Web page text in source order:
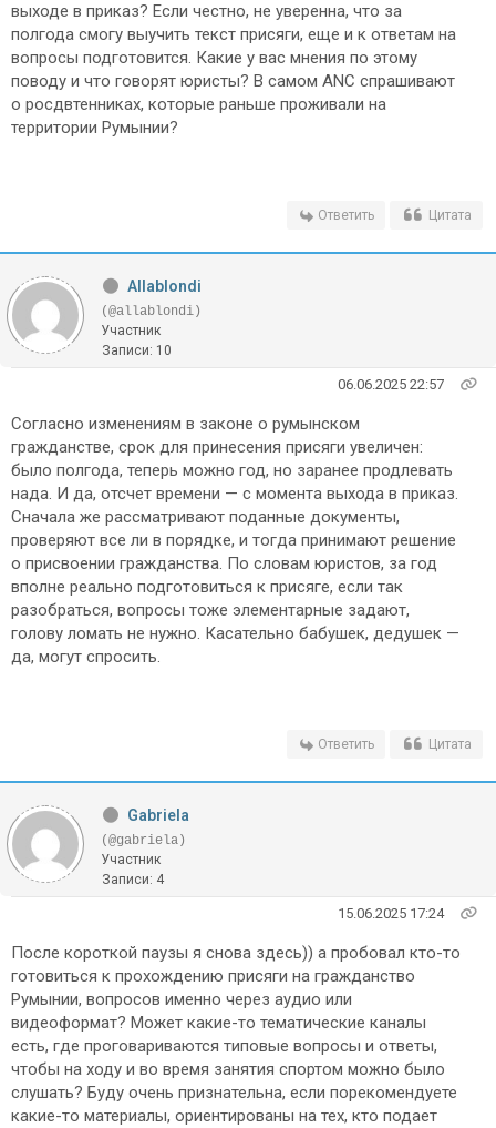
выходе в приказ? Если честно, не уверенна, что за
полгода смогу выучить текст присяги, еще и к ответам на
вопросы подготовится. Какие у вас мнения по этому
поводу и что говорят юристы? В самом ANC спрашивают
о росдвтенниках, которые раньше проживали на
территории Румынии?
Ответить Цитата
Allablondi
(@allablondi)
Участник
Записи: 10
06.06.2025 22:57
Согласно изменениям в законе о румынском
гражданстве, срок для принесения присяги увеличен:
было полгода, теперь можно год, но заранее продлевать
нада. И да, отсчет времени — с момента выхода в приказ.
Сначала же рассматривают поданные документы,
проверяют все ли в порядке, и тогда принимают решение
о присвоении гражданства. По словам юристов, за год
вполне реально подготовиться к присяге, если так
разобраться, вопросы тоже элементарные задают,
голову ломать не нужно. Касательно бабушек, дедушек —
да, могут спросить.
Ответить Цитата
Gabriela
(@gabriela)
Участник
Записи: 4
15.06.2025 17:24
После короткой паузы я снова здесь)) а пробовал кто-то
готовиться к прохождению присяги на гражданство
Румынии, вопросов именно через аудио или
видеоформат? Может какие-то тематические каналы
есть, где проговариваются типовые вопросы и ответы,
чтобы на ходу и во время занятия спортом можно было
слушать? Буду очень признательна, если порекомендуете
какие-то материалы, ориентированы на тех, кто подает